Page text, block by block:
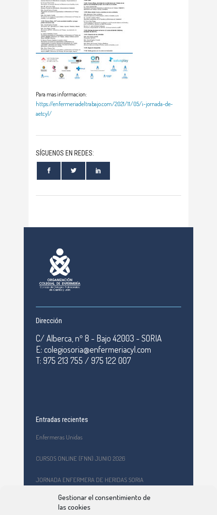
Gestionar el consentimiento de
las cookies
Para mas informacion:
https://enfermeriadeltrabajo.com/2021/11/05/i-jornada-de-
aetcyl/
SÍGUENOS EN REDES:
Dirección
C/ Alberca, nº 8 - Bajo 42003 - SORIA
E: colegiosoria@enfermeriacyl.com
T: 975 213 755 / 975 122 007
Entradas recientes
Enfermeras Unidas
CURSOS ONLINE (FNN) JUNIO 2026
JORNADA ENFERMERA DE HERIDAS SORIA
Formación en primeros auxilios y prevención de riesgos
laborales en el CEPA Celtiberia